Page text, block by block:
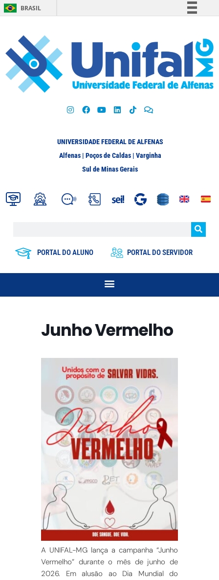
BRASIL
Participe
Acesso à informação
Legislação
UNIVERSIDADE FEDERAL DE ALFENAS
Alfenas | Poços de Caldas | Varginha
Sul de Minas Gerais
PORTAL DO ALUNO PORTAL DO SERVIDOR
Junho Vermelho
A UNIFAL-MG lança a campanha “Junho
Vermelho” durante o mês de junho de
2026. Em alusão ao Dia Mundial do